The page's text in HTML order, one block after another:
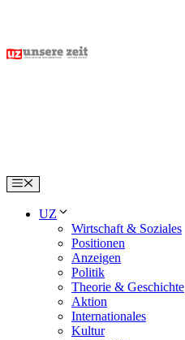
content
Menu
UZ
Wirtschaft & Soziales
Positionen
Anzeigen
Politik
Theorie & Geschichte
Aktion
Internationales
Kultur